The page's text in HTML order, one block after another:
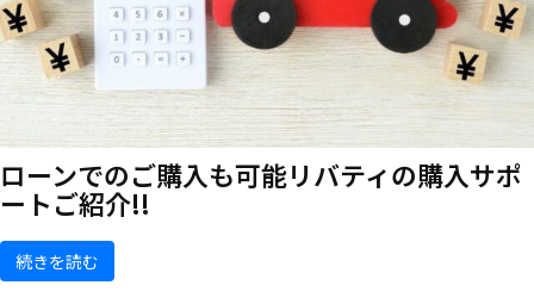
ローンでのご購入も可能リバティの購入サポ
ートご紹介!!
続きを読む